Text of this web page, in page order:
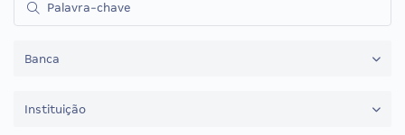
Banca
Instituição